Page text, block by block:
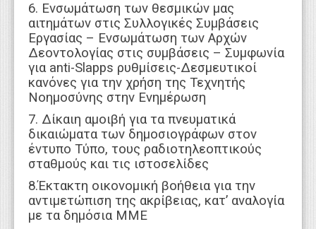
6. Ενσωμάτωση των θεσμικών μας
αιτημάτων στις Συλλογικές Συμβάσεις
Εργασίας – Ενσωμάτωση των Αρχών
Δεοντολογίας στις συμβάσεις – Συμφωνία
για anti-Slapps ρυθμίσεις-Δεσμευτικοί
κανόνες για την χρήση της Τεχνητής
Νοημοσύνης στην Ενημέρωση
7. Δίκαιη αμοιβή για τα πνευματικά
δικαιώματα των δημοσιογράφων στον
έντυπο Τύπο, τους ραδιοτηλεοπτικούς
σταθμούς και τις ιστοσελίδες
8.Έκτακτη οικονομική βοήθεια για την
αντιμετώπιση της ακρίβειας, κατ’ αναλογία
με τα δημόσια ΜΜΕ